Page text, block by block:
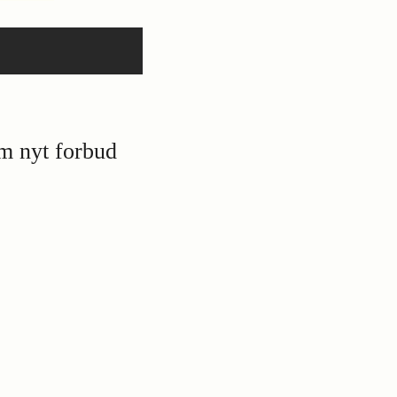
nyt forbud